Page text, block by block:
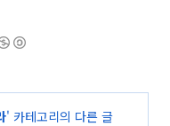
' 카테고리의 다른 글